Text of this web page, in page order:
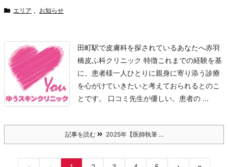
エリア , お知らせ
田町駅で皮膚科を探されているあなたへ赤羽
橋皮ふ科クリニック 特徴これまでの経験を基
に、患者様一人ひとりに親身に寄り添う診療
を心がけていきたいと考えておられるとのこ
とです。 口コミ 先生が優しい。患者の ...
記事を読む 2025年【医師執筆 ...